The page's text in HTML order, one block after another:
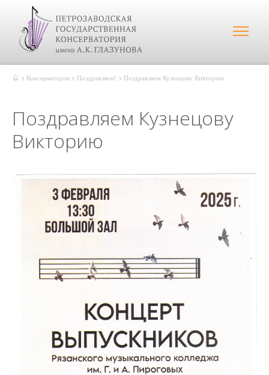
Консерватория Поздравляем! Поздравляем Кузнецову Викторию
Поздравляем Кузнецову
Викторию